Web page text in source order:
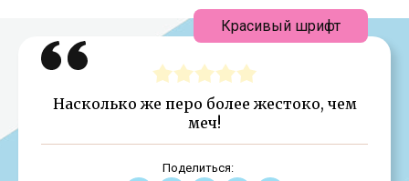
Насколько же перо более жестоко, чем
меч!
Поделиться:
Красивый шрифт